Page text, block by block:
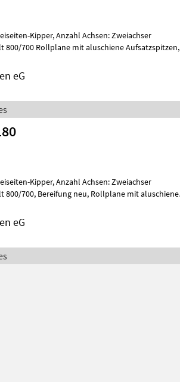
Kipper, Anzahl Achsen: Zweiachser
800/700 Rollplane mit aluschiene Aufsatzspitzen,
eG
Kipper, Anzahl Achsen: Zweiachser
mit aluschiene,
eG